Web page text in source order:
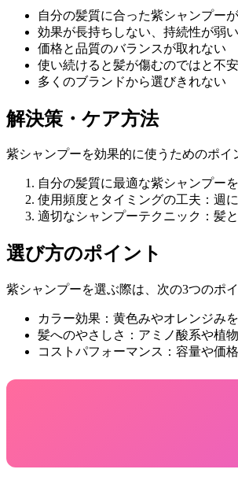
自分の髪質に合った紫シャンプー
効果が長持ちしない、持続性が弱い
価格と品質のバランスが取れない
使い続けると髪が傷むのではと不安
多くのブランドから選びきれない
解決策・ケア方法
紫シャンプーを効果的に使うためのポイ
自分の髪質に最適な紫シャンプー
使用頻度とタイミングの工夫：週
適切なシャンプーテクニック：髪
選び方のポイント
紫シャンプーを選ぶ際は、次の3つのポ
カラー効果：黄色みやオレンジみ
髪へのやさしさ：アミノ酸系や植
コストパフォーマンス：容量や価